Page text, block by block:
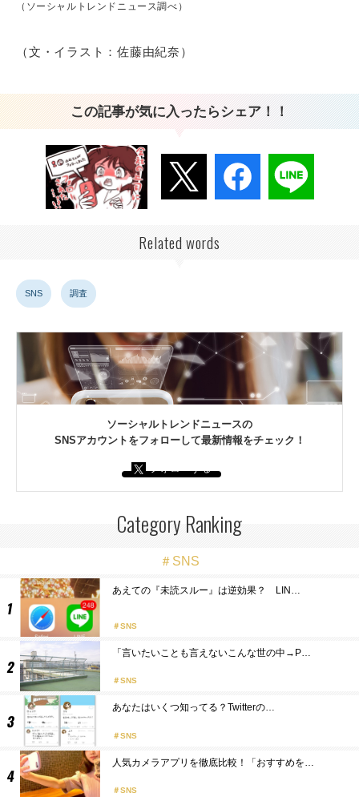
（ソーシャルトレンドニュース調べ）
（文・イラスト：佐藤由紀奈）
この記事が気に入ったらシェア！！
Related words
SNS 調査
ソーシャルトレンドニュースの
SNSアカウントをフォローして最新情報をチェック！
フォローする
Category Ranking
＃SNS
あえての『未読スルー』は逆効果？ LIN…
SNS
「言いたいことも言えないこんな世の中→P…
SNS
あなたはいくつ知ってる？Twitterの…
SNS
人気カメラアプリを徹底比較！「おすすめを…
SNS